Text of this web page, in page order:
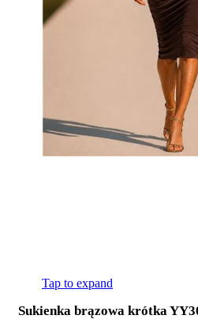
Tap to expand
Sukienka brązowa krótka